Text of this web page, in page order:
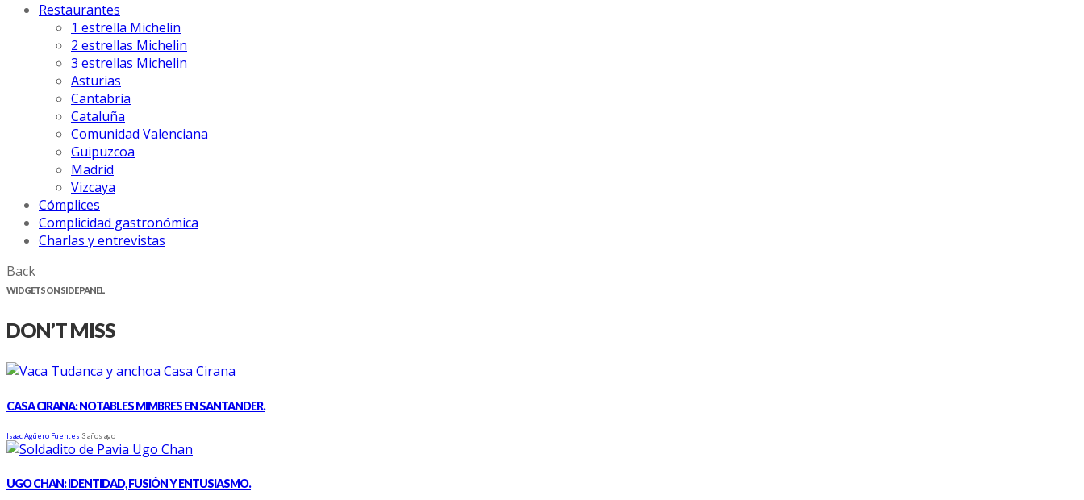
Restaurantes
1 estrella Michelin
2 estrellas Michelin
3 estrellas Michelin
Asturias
Cantabria
Cataluña
Comunidad Valenciana
Guipuzcoa
Madrid
Vizcaya
Cómplices
Complicidad gastronómica
Charlas y entrevistas
Back
WIDGETS ON SIDE PANEL
DON’T MISS
CASA CIRANA: NOTABLES MIMBRES EN SANTANDER.
Isaac Agüero Fuentes 3 años ago
UGO CHAN: IDENTIDAD, FUSIÓN Y ENTUSIASMO.